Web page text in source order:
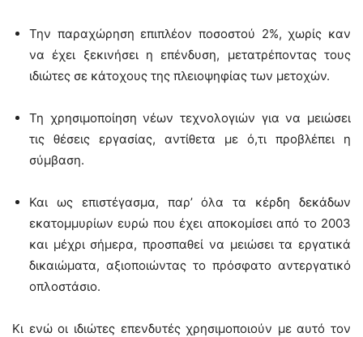
Την παραχώρηση επιπλέον ποσοστού 2%, χωρίς καν
να έχει ξεκινήσει η επένδυση, μετατρέποντας τους
ιδιώτες σε κάτοχους της πλειοψηφίας των μετοχών.
Τη χρησιμοποίηση νέων τεχνολογιών για να μειώσει
τις θέσεις εργασίας, αντίθετα με ό,τι προβλέπει η
σύμβαση.
Και ως επιστέγασμα, παρ’ όλα τα κέρδη δεκάδων
εκατομμυρίων ευρώ που έχει αποκομίσει από το 2003
και μέχρι σήμερα, προσπαθεί να μειώσει τα εργατικά
δικαιώματα, αξιοποιώντας το πρόσφατο αντεργατικό
οπλοστάσιο.
Κι ενώ οι ιδιώτες επενδυτές χρησιμοποιούν με αυτό τον